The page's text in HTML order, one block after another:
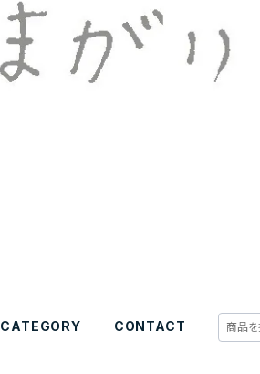
CATEGORY CONTACT